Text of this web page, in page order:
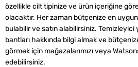
özellikle cilt tipinize ve ürün içeriğine
olacaktır. Her zaman bütçenize en
bulabilir ve satın alabilirsiniz.
bantları hakkında bilgi almak ve
görmek için mağazalarımızı veya
edebilirsiniz.